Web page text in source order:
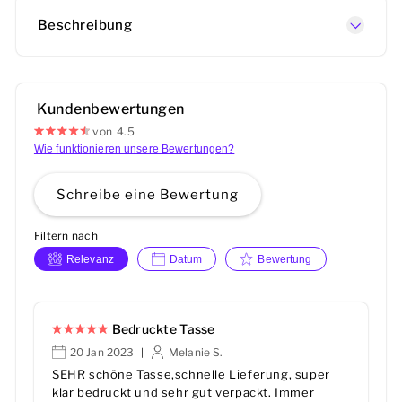
Beschreibung
Kundenbewertungen
von 4.5
Wie funktionieren unsere Bewertungen?
Schreibe eine Bewertung
Filtern nach
Relevanz Datum Bewertung
Bedruckte Tasse
20 Jan 2023 | Melanie S.
SEHR schöne Tasse,schnelle Lieferung, super
klar bedruckt und sehr gut verpackt. Immer